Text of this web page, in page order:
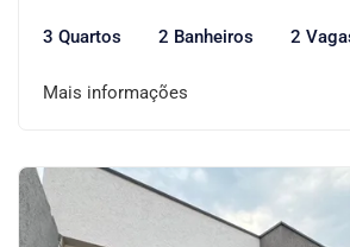
3 Quartos 2 Banheiros 2
Mais informações